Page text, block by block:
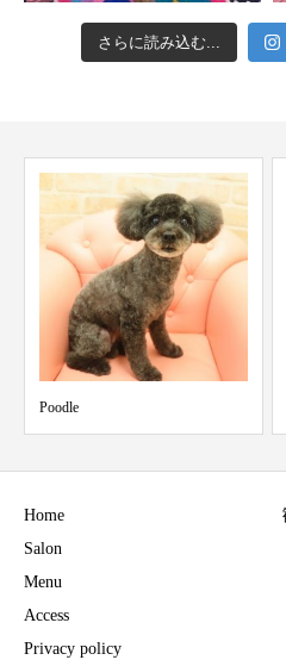
さらに読み込む...
Poodle
Home
Salon
Menu
Access
Privacy policy